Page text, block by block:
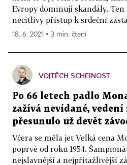
Evropy dominují skandály.
necitlivý přístup k srdeční
18. 6. 2021 ▪ 3 min. čtení
VOJTĚCH SCHEINOST
Po 66 letech padlo
zažívá nevídané,
přesunulo už devět
Včera se měla jet Velká cena
poprvé od roku 1954.
nejslavnější a nejpřitažlivější